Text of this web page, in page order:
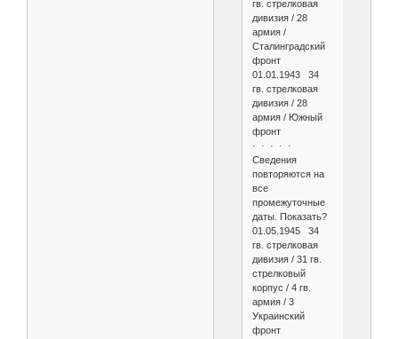
гв. стрелковая
дивизия / 28
армия /
Сталинградский
фронт
01.01.1943 34
гв. стрелковая
дивизия / 28
армия / Южный
фронт
· · · · ·
Сведения
повторяются на
все
промежуточные
даты. Показать?
01.05.1945 34
гв. стрелковая
дивизия / 31 гв.
стрелковый
корпус / 4 гв.
армия / 3
Украинский
фронт